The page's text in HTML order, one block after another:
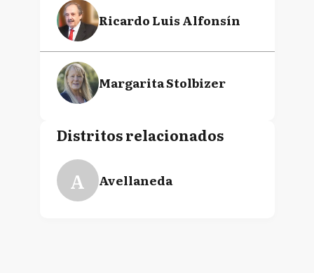
Ricardo Luis Alfonsín
Margarita Stolbizer
Distritos relacionados
A Avellaneda